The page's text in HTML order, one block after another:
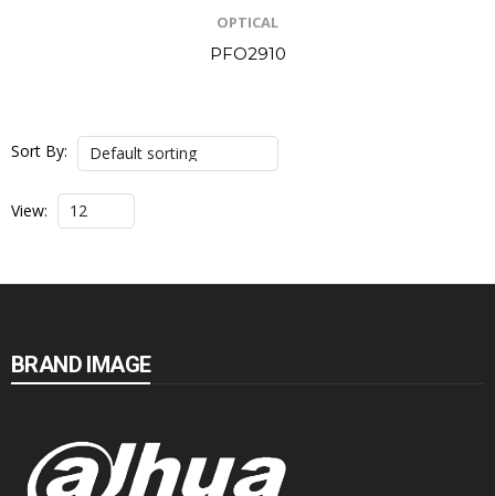
OPTICAL
PFO2910
Sort By:
View:
BRAND IMAGE